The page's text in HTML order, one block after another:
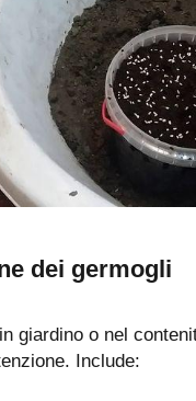
dei germogli
giardino o nel
Include: